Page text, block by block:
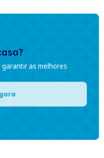
garantir as melhores